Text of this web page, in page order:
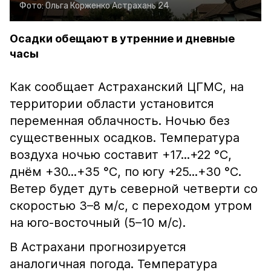
Фото:Ольга КорженкоАстрахань 24
Осадки обещают в утренние и дневные
часы
Как сообщает Астраханский ЦГМС, на
территории области установится
переменная облачность. Ночью без
существенных осадков. Температура
воздуха ночью составит +17...+22 °С,
днём +30...+35 °С, по югу +25...+30 °С.
Ветер будет дуть северной четверти со
скоростью 3–8 м/с, с переходом утром
на юго-восточный (5–10 м/с).
В Астрахани прогнозируется
аналогичная погода. Температура